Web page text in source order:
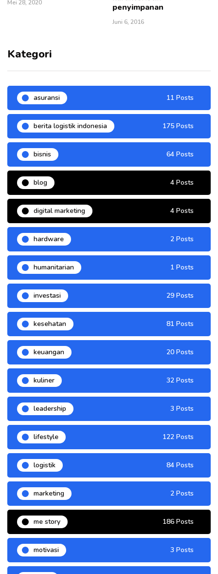
Mei 28, 2020
penyimpanan
Juni 6, 2016
Kategori
asuransi 11 Posts
berita logistik indonesia 175 Posts
bisnis 64 Posts
blog 4 Posts
digital marketing 4 Posts
hardware 2 Posts
humanitarian 1 Posts
investasi 29 Posts
kesehatan 81 Posts
keuangan 20 Posts
kuliner 32 Posts
leadership 3 Posts
lifestyle 122 Posts
logistik 84 Posts
marketing 2 Posts
me story 186 Posts
motivasi 3 Posts